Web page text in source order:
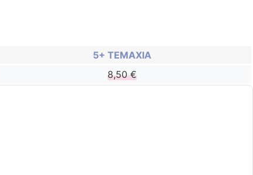
5+ ΤΕΜΑΧΙΑ
8,50€